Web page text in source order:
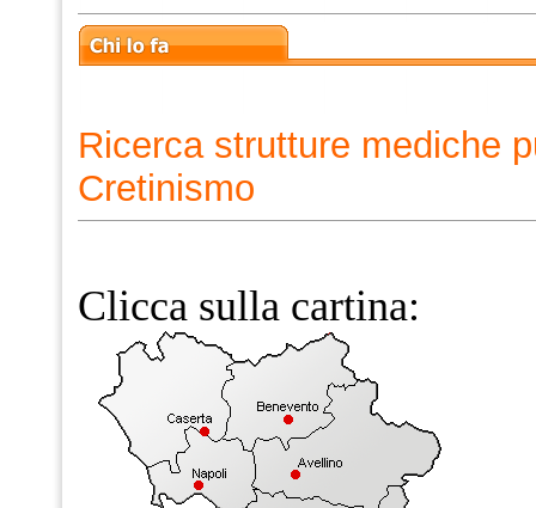
Ricerca strutture mediche
Cretinismo
Clicca sulla cartina: